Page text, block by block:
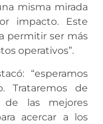
misma mirada
impacto. Este
permitir ser más
operativos”.
“esperamos
Trataremos de
de las mejores
acercar a los